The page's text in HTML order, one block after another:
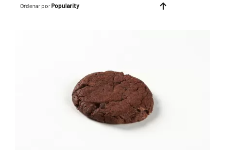
Ordenar porPopularity